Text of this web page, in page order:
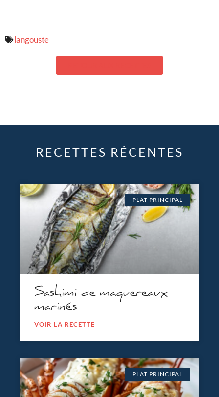
langouste
RECETTES RÉCENTES
PLAT PRINCIPAL
Sashimi de maquereaux
marinés
VOIR LA RECETTE
PLAT PRINCIPAL